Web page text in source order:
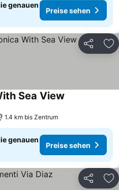
genauen
Preise sehen
Teilen
Sea View
1.4 km bis Zentrum
genauen
Preise sehen
Teilen